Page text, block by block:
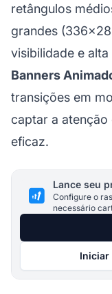
retângulos
grandes
visibilidade e
Banners
transições em
captar a
eficaz.
Lance seu
Configure o
necessário
Iniciar